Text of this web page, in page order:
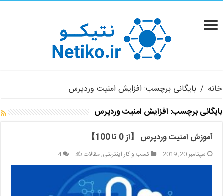
خانه / بایگانی برچسب: افزایش امنیت وردپرس
بایگانی برچسب: افزایش امنیت وردپرس
آموزش امنیت وردپرس 【از 0 تا 100】
سپتامبر 20, 2019 کسب و کار اینترنتی,مقالات ✍️ 4